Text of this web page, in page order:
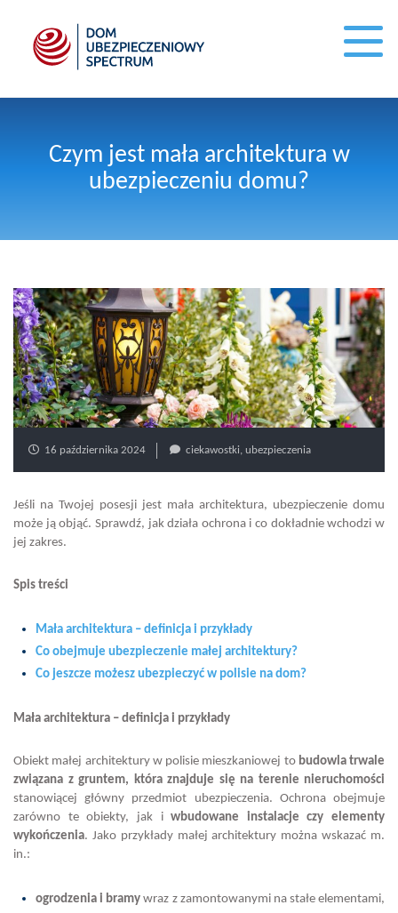
Czym jest mała architektura w
ubezpieczeniu domu?
16 października 2024 ciekawostki, ubezpieczenia
Jeśli na Twojej posesji jest mała architektura, ubezpieczenie domu
może ją objąć. Sprawdź, jak działa ochrona i co dokładnie wchodzi w
jej zakres.
Spis treści
Mała architektura – definicja i przykłady
Co obejmuje ubezpieczenie małej architektury?
Co jeszcze możesz ubezpieczyć w polisie na dom?
Mała architektura – definicja i przykłady
Obiekt małej architektury w polisie mieszkaniowej to budowla trwale
związana z gruntem, która znajduje się na terenie nieruchomości
stanowiącej główny przedmiot ubezpieczenia. Ochrona obejmuje
zarówno te obiekty, jak iwbudowane instalacje czy elementy
wykończenia. Jako przykłady małej architektury można wskazać m.
in.:
ogrodzenia i bramy wraz z zamontowanymi na stałe elementami,